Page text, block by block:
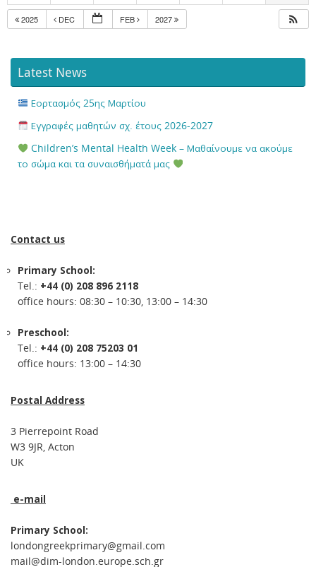
2025 DEC FEB 2027
Latest News
Εορτασμός 25ης Μαρτίου
Εγγραφές μαθητών σχ. έτους 2026-2027
Children’s Mental Health Week – Μαθαίνουμε να ακούμε
το σώμα και τα συναισθήματά μας
Contact us
Primary School:
Tel.: +44 (0) 208 896 2118
office hours: 08:30 – 10:30, 13:00 – 14:30
Preschool:
Tel.: +44 (0) 208 75203 01
office hours: 13:00 – 14:30
Postal Address
3 Pierrepoint Road
W3 9JR, Acton
UK
e-mail
Primary School:
londongreekprimary@gmail.com
mail@dim-london.europe.sch.gr